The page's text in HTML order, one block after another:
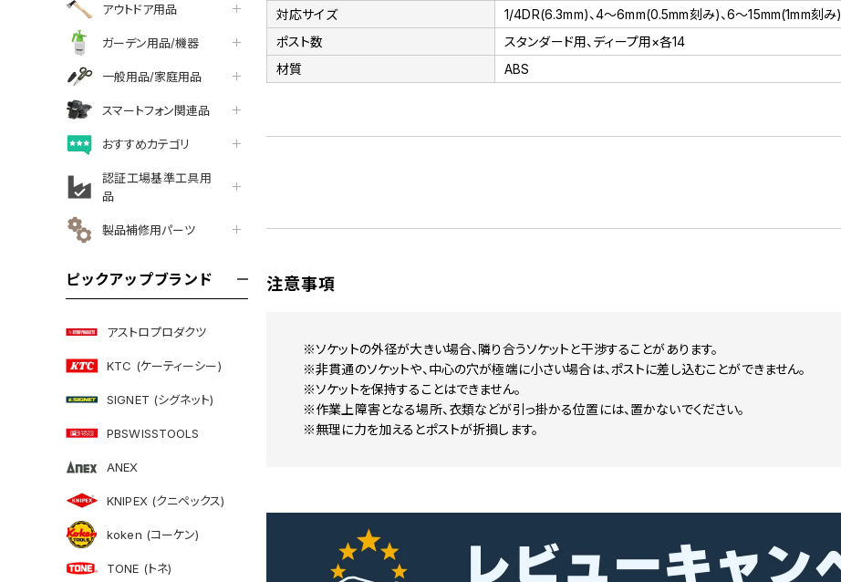
アウトドア用品
ガーデン用品/機器
一般用品/家庭用品
スマートフォン関連品
おすすめカテゴリ
認証工場基準工具用
品
製品補修用パーツ
ピックアップブランド
アストロプロダクツ
KTC (ケーティーシー)
SIGNET (シグネット)
PBSWISSTOOLS
ANEX
KNIPEX (クニペックス)
koken (コーケン)
TONE (トネ)
対応サイズ
1/4DR(6.3mm)、4～6mm(0.5mm刻み)、6～15mm(1mm刻み)
ポスト数
スタンダード用、ディープ用×各14
材質
ABS
注意事項
※ソケットの外径が大きい場合、隣り合うソケットと干渉することがあります。
※非貫通のソケットや、中心の穴が極端に小さい場合は、ポストに差し込むことができません。
※ソケットを保持することはできません。
※作業上障害となる場所、衣類などが引っ掛かる位置には、置かないでください。
※無理に力を加えるとポストが折損します。